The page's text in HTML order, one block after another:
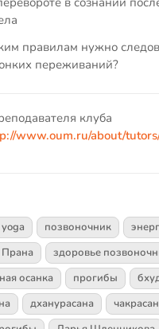
правилам нужно
переживаний?
клуба
www.oum.ru/about/
yoga позвоночник
Прана
здоровье
осанка
прогибы
дханурасана